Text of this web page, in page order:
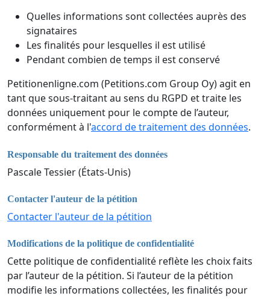
Quelles informations sont collectées auprès des
signataires
Les finalités pour lesquelles il est utilisé
Pendant combien de temps il est conservé
Petitionenligne.com (Petitions.com Group Oy) agit en
tant que sous-traitant au sens du RGPD et traite les
données uniquement pour le compte de l’auteur,
conformément à l'accord de traitement des données.
Responsable du traitement des données
Pascale Tessier (États-Unis)
Contacter l'auteur de la pétition
Contacter l'auteur de la pétition
Modifications de la politique de confidentialité
Cette politique de confidentialité reflète les choix faits
par l’auteur de la pétition. Si l’auteur de la pétition
modifie les informations collectées, les finalités pour